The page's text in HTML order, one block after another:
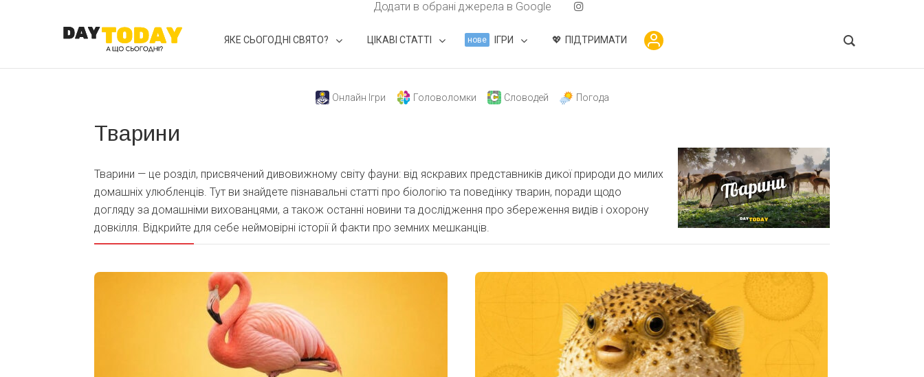
Додати в обрані джерела в Google
ЯКЕ СЬОГОДНІ СВЯТО? ЦІКАВІ СТАТТІ нове ІГРИ ПІДТРИМАТИ
Онлайн Ігри Головоломки Словодей Погода
Тварини
Тварини — це розділ, присвячений дивовижному світу фауни: від яскравих представників дикої природи до милих
домашніх улюбленців. Тут ви знайдете пізнавальні статті про біологію та поведінку тварин, поради щодо
догляду за домашніми вихованцями, а також останні новини та дослідження про збереження видів і охорону
довкілля. Відкрийте для себе неймовірні історії й факти про земних мешканців.